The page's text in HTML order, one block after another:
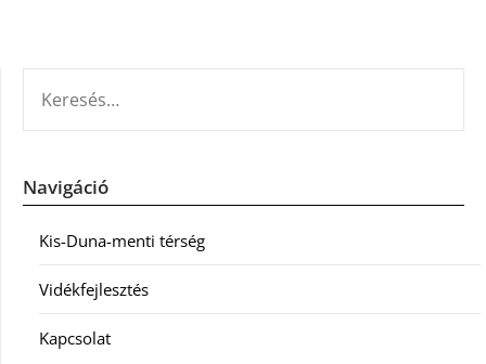
Navigáció
Kis-Duna-menti térség
Vidékfejlesztés
Kapcsolat